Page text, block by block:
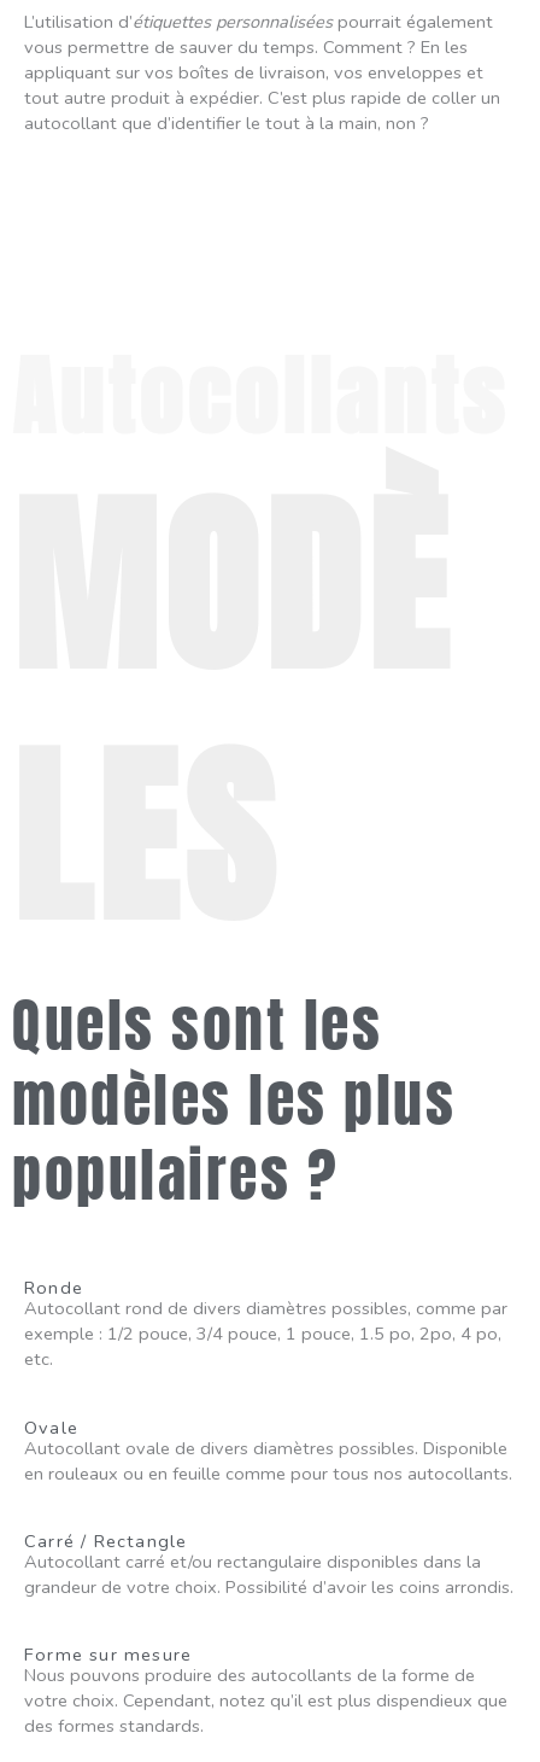
L’utilisation d’étiquettes personnaliséespourrait également
vous permettre de sauver du temps. Comment ? En les
appliquant sur vos boîtes de livraison, vos enveloppes et
tout autre produit à expédier. C’est plus rapide de coller un
autocollant que d’identifier le tout à la main, non ?
Quels sont les
modèles les plus
populaires ?
Ronde
Autocollant rond de divers diamètres possibles, comme par
exemple : 1/2 pouce, 3/4 pouce, 1 pouce, 1.5 po, 2po, 4 po,
etc.
Ovale
Autocollant ovale de divers diamètres possibles. Disponible
en rouleaux ou en feuille comme pour tous nos autocollants.
Carré / Rectangle
Autocollant carré et/ou rectangulaire disponibles dans la
grandeur de votre choix. Possibilité d’avoir les coins arrondis.
Forme sur mesure
Nous pouvons produire des autocollants de la forme de
votre choix. Cependant, notez qu’il est plus dispendieux que
des formes standards.